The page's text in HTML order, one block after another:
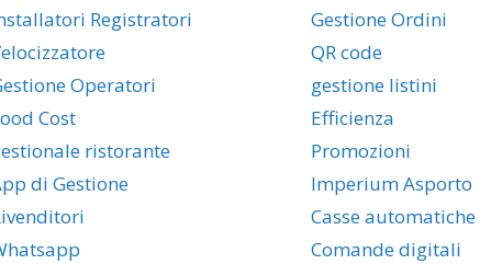
Registratori Gestione Ordini
QR code
Operatori gestione listini
Cost Efficienza
ristorante Promozioni
di Gestione Imperium Asporto
Casse automatiche
Comande digitali